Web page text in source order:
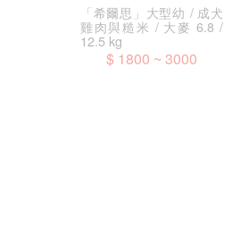
「希爾思」大型幼 / 成犬
雞肉與糙米 / 大麥 6.8 /
12.5 kg
$ 1800 ~ 3000